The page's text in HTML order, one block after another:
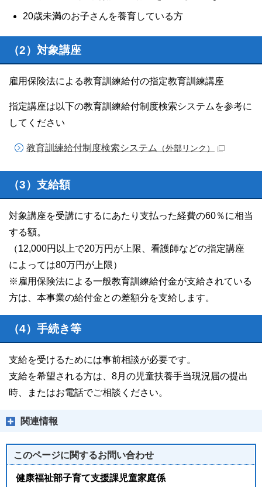
20歳未満のお子さんを養育している方
（2）対象講座
雇用保険法による教育訓練給付の指定教育訓練講座
指定講座は以下の教育訓練給付制度検索システムを参考に
してください
教育訓練給付制度検索システム （外部リンク）
（3）支給額
対象講座を受講にするにあたり支払った経費の60％に相当
する額。
（12,000円以上で20万円が上限、看護師などの指定講座
によっては80万円が上限）
※雇用保険法による一般教育訓練給付金が支給されている
方は、本事業の給付金との差額分を支給します。
（4）手続き等
支給を受けるためには事前相談が必要です。
支給を希望される方は、8月の児童扶養手当現況届の提出
時、またはお電話でご相談ください。
関連情報
このページに関するお問い合わせ
健康福祉部子育て支援課児童家庭係